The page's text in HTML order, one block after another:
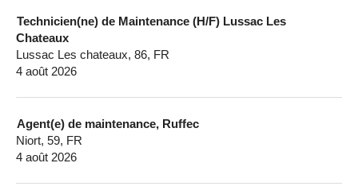
Technicien(ne) de Maintenance (H/F) Lussac Les
Chateaux
Lussac Les chateaux, 86, FR
4 août 2026
Agent(e) de maintenance, Ruffec
Niort, 59, FR
4 août 2026